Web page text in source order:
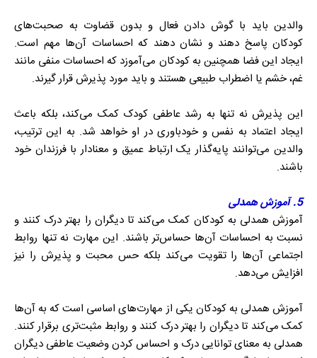
والدین باید با گوش دادن فعال و بدون قضاوت به صحبت‌های
کودکان پاسخ دهند و نشان دهند که احساسات آن‌ها مهم است.
ایجاد این فضا همچنین به کودکان می‌آموزد که احساسات منفی مانند
غم، خشم یا اضطراب طبیعی هستند و باید مورد پذیرش قرار گیرند.
این پذیرش نه تنها به رشد عاطفی کودک کمک می‌کند، بلکه باعث
ایجاد اعتماد به نفس و خودباوری در او خواهد شد. به این ترتیب،
والدین می‌توانند پایه‌گذار یک ارتباط عمیق و معنادار با فرزندان خود
باشند.
5. آموزش همدلی
آموزش همدلی به کودکان کمک می‌کند تا دیگران را بهتر درک کنند و
نسبت به احساسات آن‌ها حساس‌تر باشند. این مهارت نه تنها روابط
اجتماعی آن‌ها را تقویت می‌کند بلکه حس محبت و پذیرش را نیز
افزایش می‌دهد.
آموزش همدلی به کودکان یکی از مهارت‌های اساسی است که به آن‌ها
کمک می‌کند تا دیگران را بهتر درک کنند و روابط مثبت‌تری برقرار کنند.
همدلی به معنای توانایی درک و احساس کردن وضعیت عاطفی دیگران